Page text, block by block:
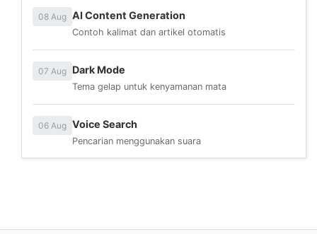
08 Aug AI Content Generation
Contoh kalimat dan artikel otomatis
07 Aug Dark Mode
Tema gelap untuk kenyamanan mata
06 Aug Voice Search
Pencarian menggunakan suara